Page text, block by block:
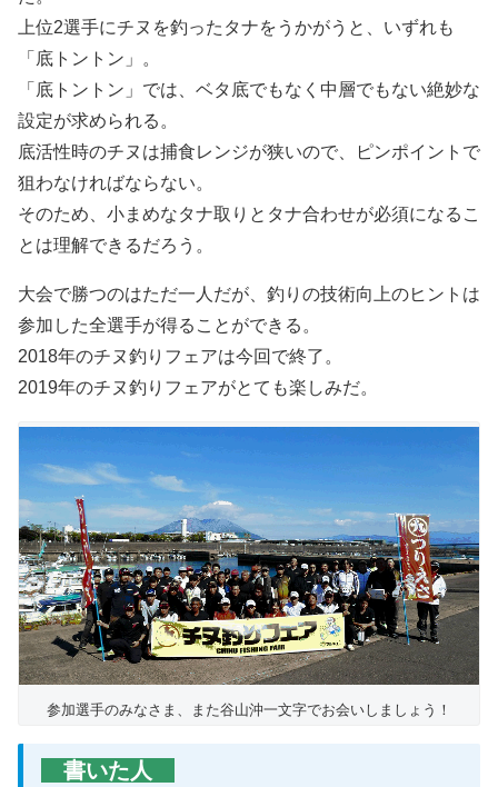
上位2選手にチヌを釣ったタナをうかがうと、いずれも
「底トントン」。
「底トントン」では、ベタ底でもなく中層でもない絶妙な
設定が求められる。
底活性時のチヌは捕食レンジが狭いので、ピンポイントで
狙わなければならない。
そのため、小まめなタナ取りとタナ合わせが必須になるこ
とは理解できるだろう。
大会で勝つのはただ一人だが、釣りの技術向上のヒントは
参加した全選手が得ることができる。
2018年のチヌ釣りフェアは今回で終了。
2019年のチヌ釣りフェアがとても楽しみだ。
参加選手のみなさま、また谷山沖一文字でお会いしましょう！
書いた人